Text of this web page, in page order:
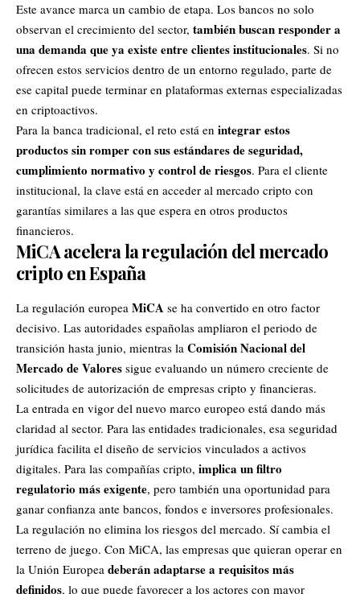
Este avance marca un cambio de etapa. Los bancos no solo
observan el crecimiento del sector, también buscan responder a
una demanda que ya existe entre clientes institucionales. Si no
ofrecen estos servicios dentro de un entorno regulado, parte de
ese capital puede terminar en plataformas externas especializadas
en criptoactivos.
Para la banca tradicional, el reto está en integrar estos
productos sin romper con sus estándares de seguridad,
cumplimiento normativo y control de riesgos. Para el cliente
institucional, la clave está en acceder al mercado cripto con
garantías similares a las que espera en otros productos
financieros.
MiCA acelera la regulación del mercado
cripto en España
La regulación europea MiCA se ha convertido en otro factor
decisivo. Las autoridades españolas ampliaron el periodo de
transición hasta junio, mientras la Comisión Nacional del
Mercado de Valores sigue evaluando un número creciente de
solicitudes de autorización de empresas cripto y financieras.
La entrada en vigor del nuevo marco europeo está dando más
claridad al sector. Para las entidades tradicionales, esa seguridad
jurídica facilita el diseño de servicios vinculados a activos
digitales. Para las compañías cripto, implica un filtro
regulatorio más exigente, pero también una oportunidad para
ganar confianza ante bancos, fondos e inversores profesionales.
La regulación no elimina los riesgos del mercado. Sí cambia el
terreno de juego. Con MiCA, las empresas que quieran operar en
la Unión Europea deberán adaptarse a requisitos más
definidos, lo que puede favorecer a los actores con mayor